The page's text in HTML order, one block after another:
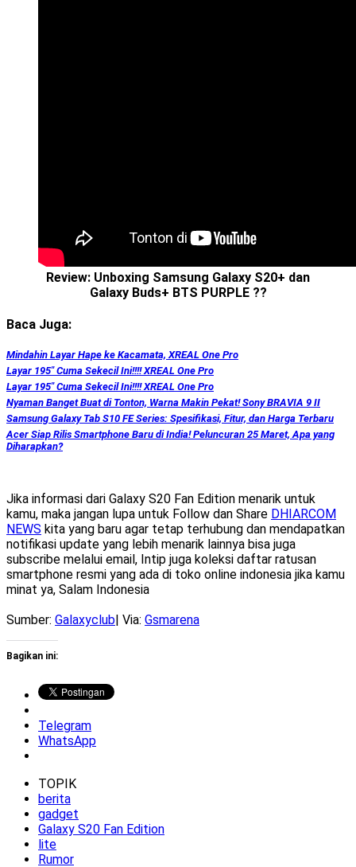
Review: Unboxing Samsung Galaxy S20+ dan
Galaxy Buds+ BTS PURPLE ??
Baca Juga:
Mindahin Layar Hape ke Kacamata, XREAL One Pro
Layar 195″ Cuma Sekecil Ini!!!! XREAL One Pro
Layar 195″ Cuma Sekecil Ini!!!! XREAL One Pro
Nyaman Banget Buat di Tonton, Warna Makin Pekat! Sony BRAVIA 9 II
Samsung Galaxy Tab S10 FE Series: Spesifikasi, Fitur, dan Harga Terbaru
Acer Siap Rilis Smartphone Baru di India! Peluncuran 25 Maret, Apa yang
Diharapkan?
Jika informasi dari Galaxy S20 Fan Edition menarik untuk
kamu, maka jangan lupa untuk Follow dan Share DHIARCOM
NEWS kita yang baru agar tetap terhubung dan mendapatkan
notifikasi update yang lebih menarik lainnya bisa juga
subscribe melalui email, Intip juga koleksi daftar ratusan
smartphone resmi yang ada di toko online indonesia jika kamu
minat ya, Salam Indonesia
Sumber: Galaxyclub | Via: Gsmarena
Bagikan ini:
Telegram
WhatsApp
TOPIK
berita
gadget
Galaxy S20 Fan Edition
lite
Rumor